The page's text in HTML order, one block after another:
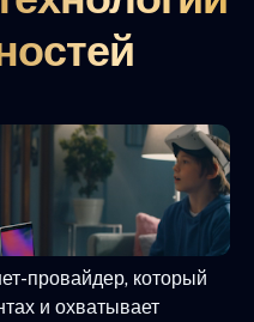
провайдер, который
и охватывает